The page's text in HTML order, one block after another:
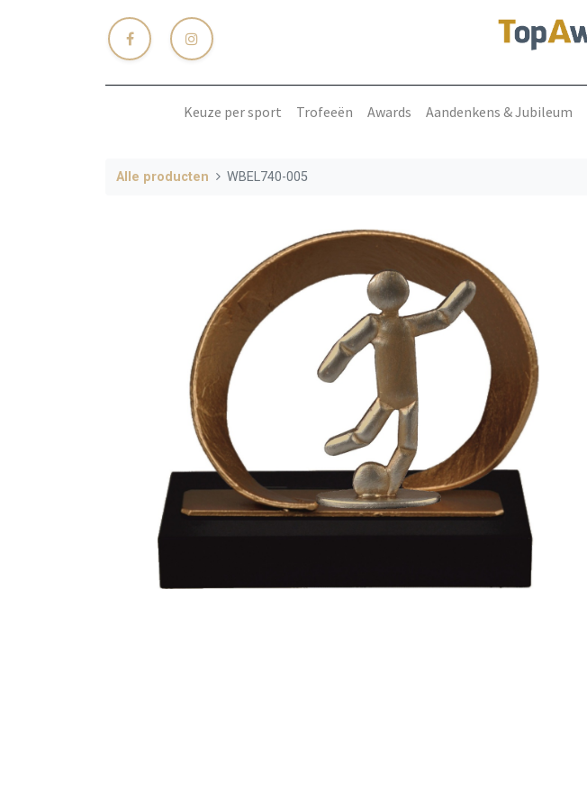
Keuze per sport Trofeeën Awards Aandenkens & Jubileum
Alle producten WBEL740-005